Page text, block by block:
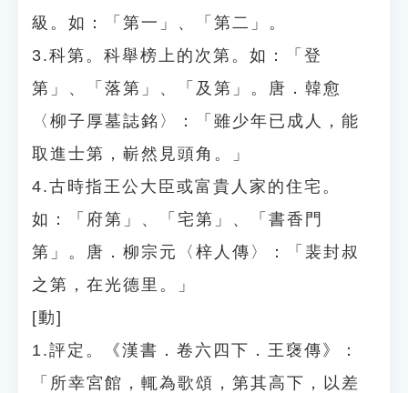
級。如：「第一」、「第二」。
3.科第。科舉榜上的次第。如：「登
第」、「落第」、「及第」。唐．韓愈
〈柳子厚墓誌銘〉：「雖少年已成人，能
取進士第，嶄然見頭角。」
4.古時指王公大臣或富貴人家的住宅。
如：「府第」、「宅第」、「書香門
第」。唐．柳宗元〈梓人傳〉：「裴封叔
之第，在光德里。」
[動]
1.評定。《漢書．卷六四下．王襃傳》：
「所幸宮館，輒為歌頌，第其高下，以差